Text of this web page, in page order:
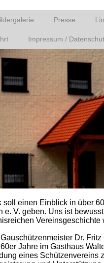
Presse
Impressum /
soll einen Einblick in über
e. V. geben. Uns ist
Vereinsgeschichte
Dr.
Jahre im Gasthaus
eines Schützenvereins